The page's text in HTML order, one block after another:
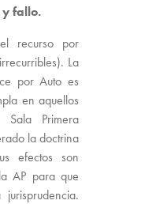
fallo.
recurso por
La
por Auto es
en aquellos
Primera
la doctrina
efectos son
AP para que